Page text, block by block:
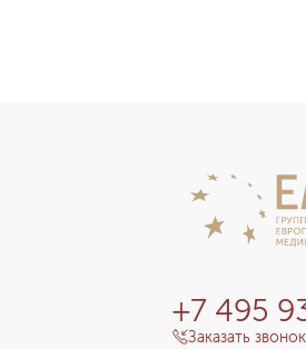
+7 495
Заказать звонок